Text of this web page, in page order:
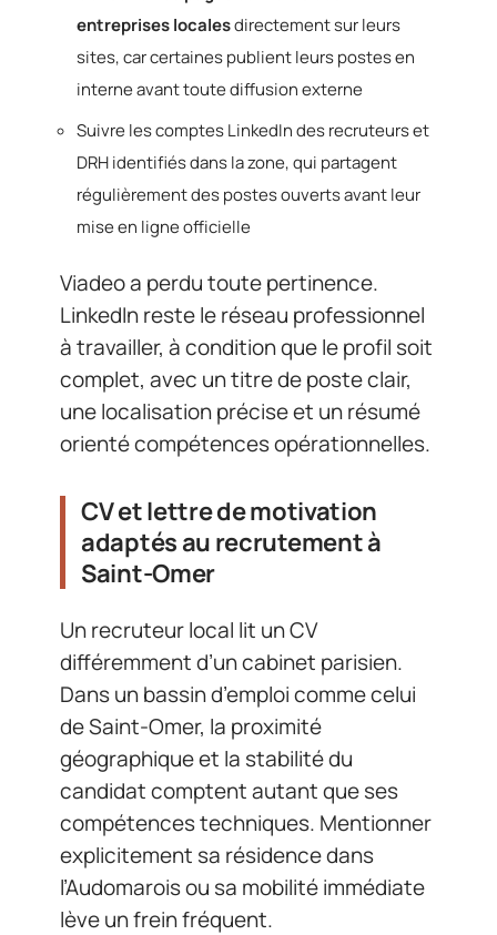
entreprises localesdirectement sur leurs
sites, car certaines publient leurs postes en
interne avant toute diffusion externe
Suivre les comptes LinkedIn des recruteurs et
DRH identifiés dans la zone, qui partagent
régulièrement des postes ouverts avant leur
mise en ligne officielle
Viadeo a perdu toute pertinence.
LinkedIn reste le réseau professionnel
à travailler, à condition que le profil soit
complet, avec un titre de poste clair,
une localisation précise et un résumé
orienté compétences opérationnelles.
CV et lettre de motivation
adaptés au recrutement à
Saint-Omer
Un recruteur local lit un CV
différemment d’un cabinet parisien.
Dans un bassin d’emploi comme celui
de Saint-Omer, la proximité
géographique et la stabilité du
candidat comptent autant que ses
compétences techniques. Mentionner
explicitement sa résidence dans
l’Audomarois ou sa mobilité immédiate
lève un frein fréquent.